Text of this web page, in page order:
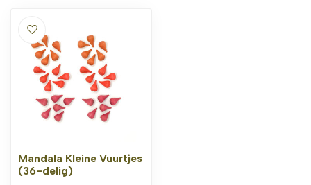
Mandala Kleine Vuurtjes
(36-delig)